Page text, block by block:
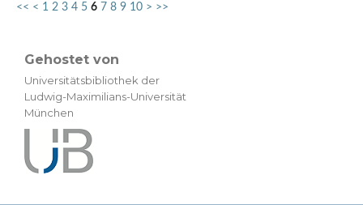
<< < 1 2 3 4 5 6 7 8 9 10 > >>
Gehostet von
Universitätsbibliothek der
Ludwig-Maximilians-Universität
München